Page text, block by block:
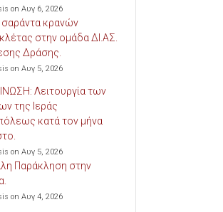
on Αυγ 6, 2026
κρανών
στην ομάδα ΔΙ.ΑΣ.
Δράσης.
on Αυγ 5, 2026
Λειτουργία των
της Ιεράς
κατά τον μήνα
on Αυγ 5, 2026
Παράκληση στην
on Αυγ 4, 2026